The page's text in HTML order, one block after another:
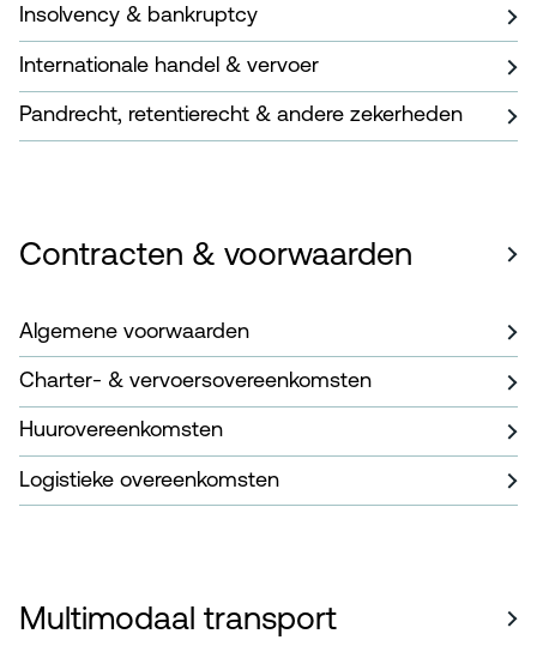
Insolvency & bankruptcy
Internationale handel & vervoer
Pandrecht, retentierecht & andere zekerheden
Contracten & voorwaarden
Algemene voorwaarden
Charter- & vervoersovereenkomsten
Huurovereenkomsten
Logistieke overeenkomsten
Multimodaal transport